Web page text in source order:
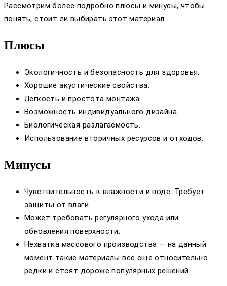
Рассмотрим более подробно плюсы и минусы, чтобы
понять, стоит ли выбирать этот материал.
Плюсы
Экологичность и безопасность для здоровья.
Хорошие акустические свойства.
Легкость и простота монтажа.
Возможность индивидуального дизайна.
Биологическая разлагаемость.
Использование вторичных ресурсов и отходов.
Минусы
Чувствительность к влажности и воде. Требует
защиты от влаги.
Может требовать регулярного ухода или
обновления поверхности.
Нехватка массового производства — на данный
момент такие материалы всё ещё относительно
редки и стоят дороже популярных решений.